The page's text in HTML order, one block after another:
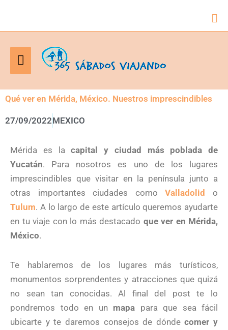
Menú
principal
Qué ver en Mérida, México. Nuestros imprescindibles
27/09/2022MEXICO
Mérida es lacapital y ciudad más poblada de
Yucatán. Para nosotros es uno de los lugares
imprescindibles que visitar en la península junto a
otras importantes ciudades comoValladolid o
Tulum. A lo largo de este artículo queremos ayudarte
en tu viaje con lo más destacado que ver en Mérida,
México.
Te hablaremos de los lugares más turísticos,
monumentos sorprendentes y atracciones que quizá
no sean tan conocidas. Al final del post te lo
pondremos todo en un mapa para que sea fácil
ubicarte y te daremos consejos de dóndecomer y